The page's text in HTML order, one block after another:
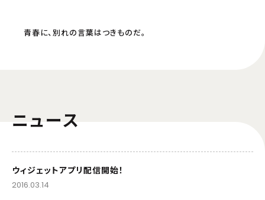
青春に、別れの言葉はつきものだ。
ニュース
ウィジェットアプリ配信開始！
2016.03.14